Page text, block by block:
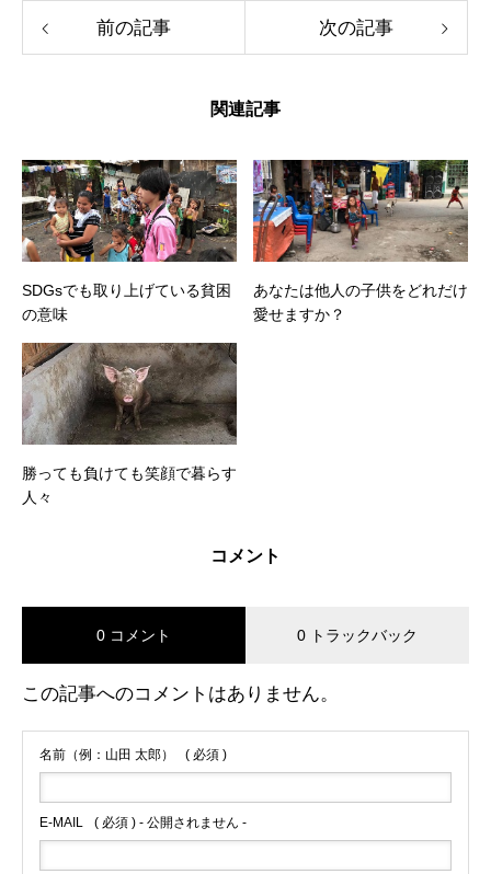
前の記事 次の記事
関連記事
SDGsでも取り上げている貧困
の意味
あなたは他人の子供をどれだけ
愛せますか？
勝っても負けても笑顔で暮らす
人々
コメント
0 コメント 0 トラックバック
この記事へのコメントはありません。
名前（例：山田 太郎） ( 必須 )
E-MAIL ( 必須 ) - 公開されません -